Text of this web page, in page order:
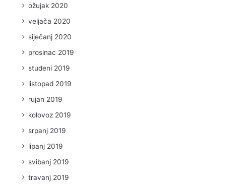
ožujak 2020
veljača 2020
siječanj 2020
prosinac 2019
studeni 2019
listopad 2019
rujan 2019
kolovoz 2019
srpanj 2019
lipanj 2019
svibanj 2019
travanj 2019